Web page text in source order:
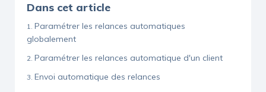
Dans cet article
Paramétrer les relances automatiques
globalement
Paramétrer les relances automatique d'un client
Envoi automatique des relances